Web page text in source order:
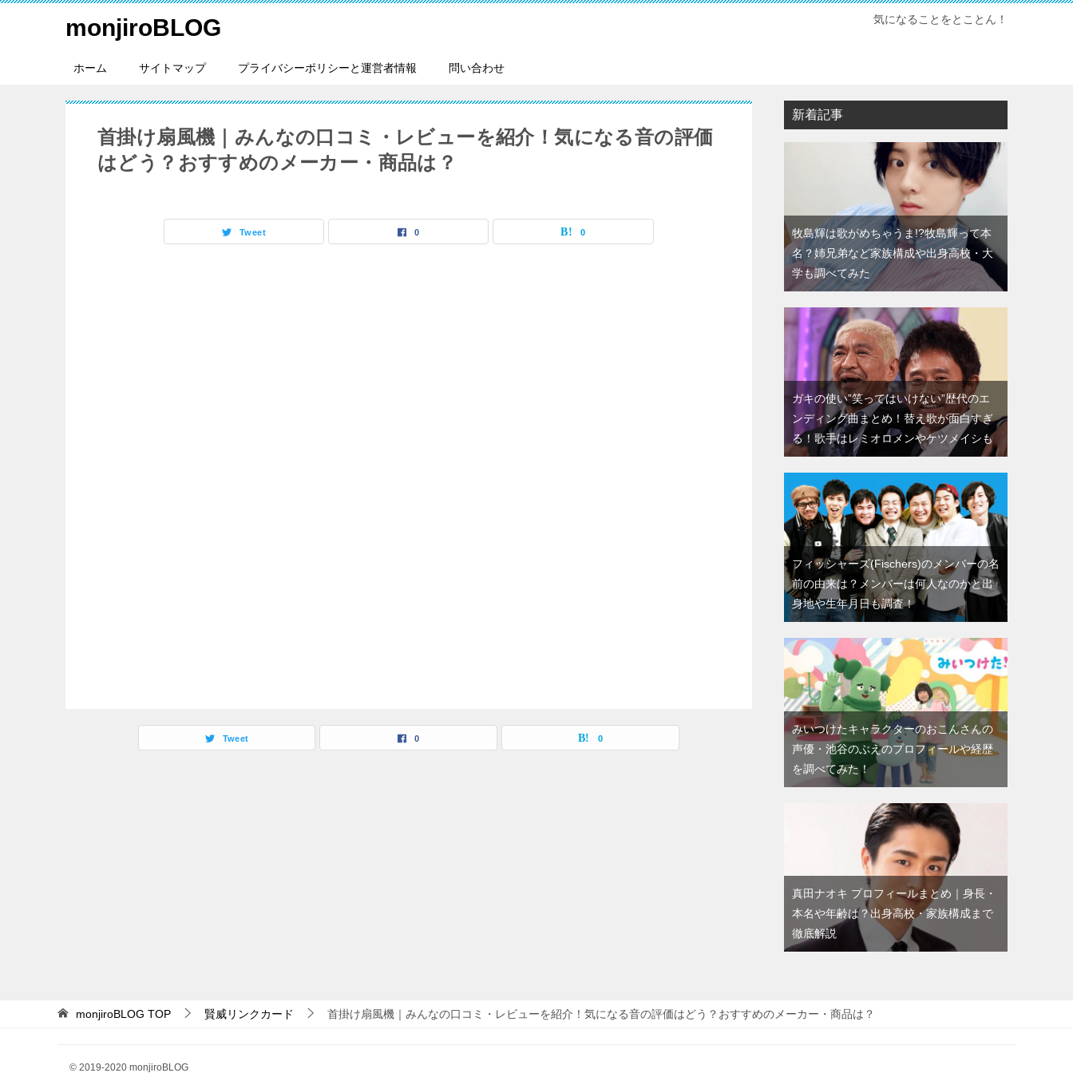
monjiroBLOG 気になることをとことん！
ホーム サイトマップ プライバシーポリシーと運営者情報 問い合わせ
首掛け扇風機｜みんなの口コミ・レビューを紹介！気になる音の評価
はどう？おすすめのメーカー・商品は？
Tweet 0 0
Tweet 0 0
新着記事
牧島輝は歌がめちゃうま!?牧島輝って本
名？姉兄弟など家族構成や出身高校・大
学も調べてみた
ガキの使い”笑ってはいけない”歴代のエ
ンディング曲まとめ！替え歌が面白すぎ
る！歌手はレミオロメンやケツメイシも
フィッシャーズ(Fischers)のメンバーの名
前の由来は？メンバーは何人なのかと出
身地や生年月日も調査！
みいつけたキャラクターのおこんさんの
声優・池谷のぶえのプロフィールや経歴
を調べてみた！
真田ナオキ プロフィールまとめ｜身長・
本名や年齢は？出身高校・家族構成まで
徹底解説
monjiroBLOG TOP 賢威リンクカード 首掛け扇風機｜みんなの口コミ・レビューを紹介！気になる音の評価はどう？おすすめのメーカー・商品は？
© 2019-2020 monjiroBLOG